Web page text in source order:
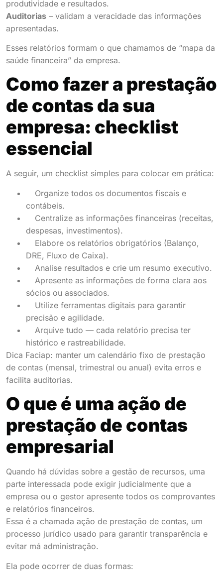
produtividade e resultados.
Auditorias – validam a veracidade das informações
apresentadas.
Esses relatórios formam o que chamamos de “mapa da
saúde financeira” da empresa.
Como fazer a prestação
de contas da sua
empresa: checklist
essencial
A seguir, um checklist simples para colocar em prática:
Organize todos os documentos fiscais e
contábeis.
Centralize as informações financeiras (receitas,
despesas, investimentos).
Elabore os relatórios obrigatórios (Balanço,
DRE, Fluxo de Caixa).
Analise resultados e crie um resumo executivo.
Apresente as informações de forma clara aos
sócios ou associados.
Utilize ferramentas digitais para garantir
precisão e agilidade.
Arquive tudo — cada relatório precisa ter
histórico e rastreabilidade.
Dica Faciap: manter um calendário fixo de prestação
de contas (mensal, trimestral ou anual) evita erros e
facilita auditorias.
O que é uma ação de
prestação de contas
empresarial
Quando há dúvidas sobre a gestão de recursos, uma
parte interessada pode exigir judicialmente que a
empresa ou o gestor apresente todos os comprovantes
e relatórios financeiros.
Essa é a chamada ação de prestação de contas, um
processo jurídico usado para garantir transparência e
evitar má administração.
Ela pode ocorrer de duas formas: